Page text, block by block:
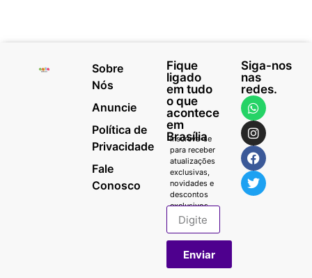
Sobre
Nós
Anuncie
Política de
Privacidade
Fale
Conosco
Fique
ligado
em tudo
o que
acontece
em
Brasília
Inscreva-se
para receber
atualizações
exclusivas,
novidades e
descontos
exclusivos.
Enviar
Siga-nos
nas
redes.